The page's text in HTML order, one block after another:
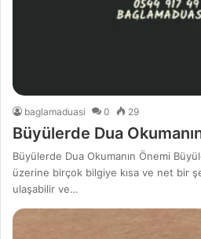
baglamaduasi 0 29
Büyülerde Dua
Büyülerde Dua Okumanın Önemi
üzerine birçok bilgiye kısa ve net bir
ulaşabilir ve…